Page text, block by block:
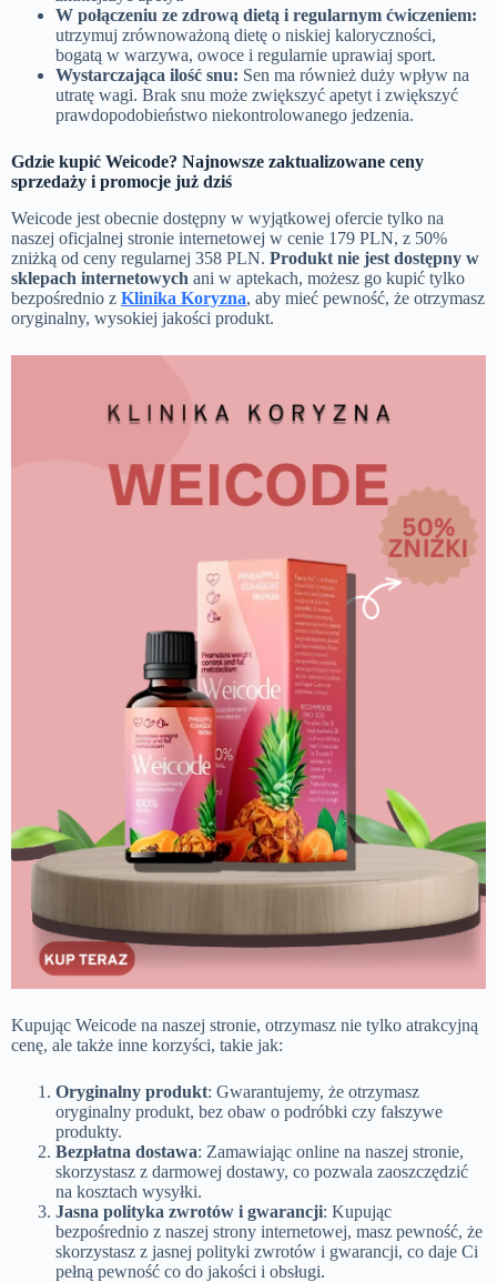
W połączeniu ze zdrową dietą i regularnym ćwiczeniem:
utrzymuj zrównoważoną dietę o niskiej kaloryczności,
bogatą w warzywa, owoce i regularnie uprawiaj sport.
Wystarczająca ilość snu: Sen ma również duży wpływ na
utratę wagi. Brak snu może zwiększyć apetyt i zwiększyć
prawdopodobieństwo niekontrolowanego jedzenia.
Gdzie kupić Weicode? Najnowsze zaktualizowane ceny
sprzedaży i promocje już dziś
Weicode jest obecnie dostępny w wyjątkowej ofercie tylko na
naszej oficjalnej stronie internetowej w cenie 179 PLN, z 50%
zniżką od ceny regularnej 358 PLN. Produkt nie jest dostępny w
sklepach internetowych ani w aptekach, możesz go kupić tylko
bezpośrednio z Klinika Koryzna, aby mieć pewność, że otrzymasz
oryginalny, wysokiej jakości produkt.
Kupując Weicode na naszej stronie, otrzymasz nie tylko atrakcyjną
cenę, ale także inne korzyści, takie jak:
Oryginalny produkt: Gwarantujemy, że otrzymasz
oryginalny produkt, bez obaw o podróbki czy fałszywe
produkty.
Bezpłatna dostawa: Zamawiając online na naszej stronie,
skorzystasz z darmowej dostawy, co pozwala zaoszczędzić
na kosztach wysyłki.
Jasna polityka zwrotów i gwarancji: Kupując
bezpośrednio z naszej strony internetowej, masz pewność, że
skorzystasz z jasnej polityki zwrotów i gwarancji, co daje Ci
pełną pewność co do jakości i obsługi.